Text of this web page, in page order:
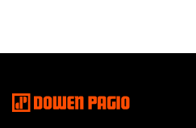
Segmentos - pendiente